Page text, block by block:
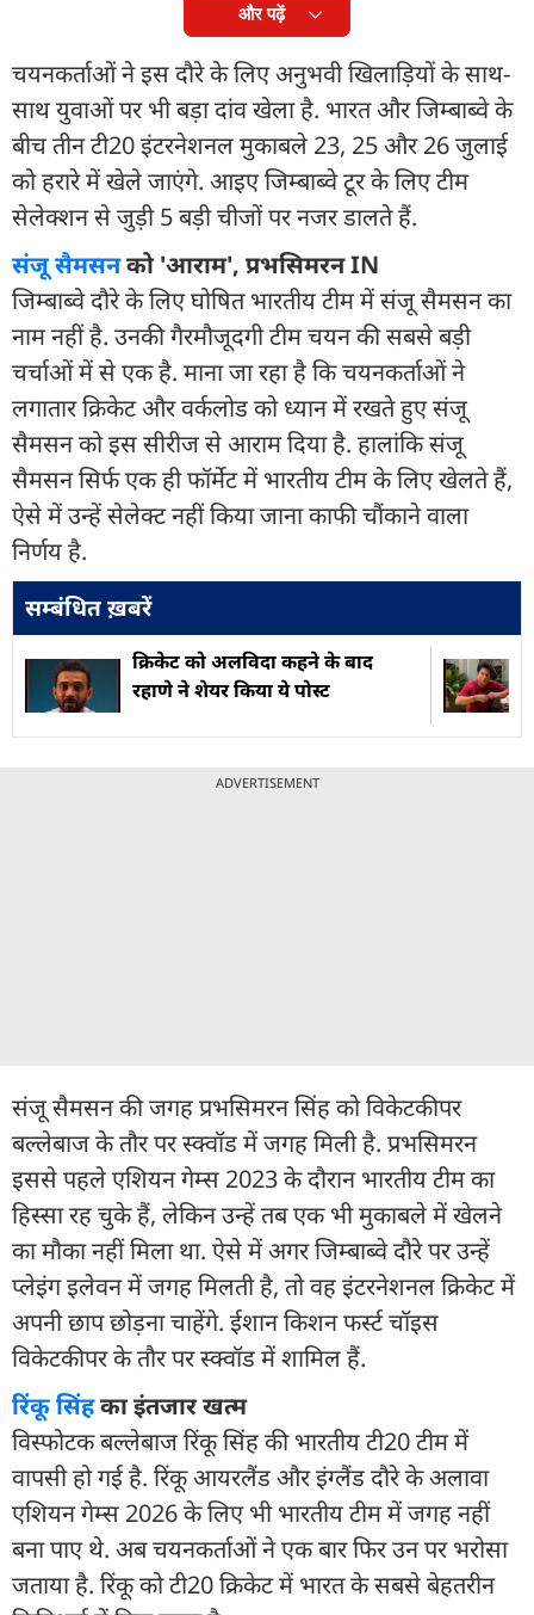
और पढ़ें
चयनकर्ताओं ने इस दौरे के लिए अनुभवी खिलाड़ियों के साथ-
साथ युवाओं पर भी बड़ा दांव खेला है. भारत और जिम्बाब्वे के
बीच तीन टी20 इंटरनेशनल मुकाबले 23, 25 और 26 जुलाई
को हरारे में खेले जाएंगे. आइए जिम्बाब्वे टूर के लिए टीम
सेलेक्शन से जुड़ी 5 बड़ी चीजों पर नजर डालते हैं.
संजू सैमसनको 'आराम', प्रभसिमरन IN
जिम्बाब्वे दौरे के लिए घोषित भारतीय टीम में संजू सैमसन का
नाम नहीं है. उनकी गैरमौजूदगी टीम चयन की सबसे बड़ी
चर्चाओं में से एक है. माना जा रहा है कि चयनकर्ताओं ने
लगातार क्रिकेट और वर्कलोड को ध्यान में रखते हुए संजू
सैमसन को इस सीरीज से आराम दिया है. हालांकि संजू
सैमसन सिर्फ एक ही फॉर्मेट में भारतीय टीम के लिए खेलते हैं,
ऐसे में उन्हें सेलेक्ट नहीं किया जाना काफी चौंकाने वाला
निर्णय है.
सम्बंधित ख़बरें
क्रिकेट को अलविदा कहने के बाद
रहाणे ने शेयर किया ये पोस्ट
ADVERTISEMENT
संजू सैमसन की जगह प्रभसिमरन सिंह को विकेटकीपर
बल्लेबाज के तौर पर स्क्वॉड में जगह मिली है. प्रभसिमरन
इससे पहले एशियन गेम्स 2023 के दौरान भारतीय टीम का
हिस्सा रह चुके हैं, लेकिन उन्हें तब एक भी मुकाबले में खेलने
का मौका नहीं मिला था. ऐसे में अगर जिम्बाब्वे दौरे पर उन्हें
प्लेइंग इलेवन में जगह मिलती है, तो वह इंटरनेशनल क्रिकेट में
अपनी छाप छोड़ना चाहेंगे. ईशान किशन फर्स्ट चॉइस
विकेटकीपर के तौर पर स्क्वॉड में शामिल हैं.
रिंकू सिंहका इंतजार खत्म
विस्फोटक बल्लेबाज रिंकू सिंह की भारतीय टी20 टीम में
वापसी हो गई है. रिंकू आयरलैंड और इंग्लैंड दौरे के अलावा
एशियन गेम्स 2026 के लिए भी भारतीय टीम में जगह नहीं
बना पाए थे. अब चयनकर्ताओं ने एक बार फिर उन पर भरोसा
जताया है. रिंकू को टी20 क्रिकेट में भारत के सबसे बेहतरीन